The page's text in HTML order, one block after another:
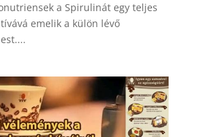
a Spirulinát egy teljes
emelik a külön lévő